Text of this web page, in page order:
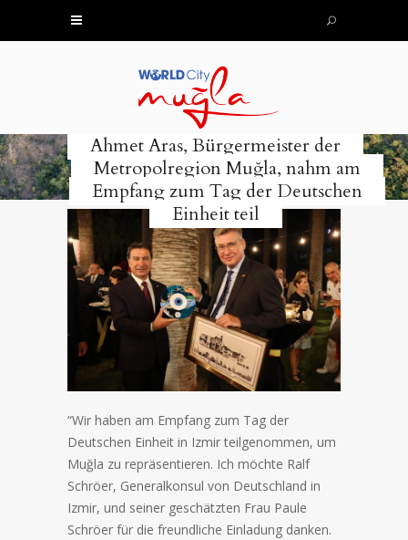
Ahmet Aras, Bürgermeister der
Metropolregion Muğla, nahm am
Empfang zum Tag der Deutschen
Einheit teil
“Wir haben am Empfang zum Tag der
Deutschen Einheit in Izmir teilgenommen, um
Muğla zu repräsentieren. Ich möchte Ralf
Schröer, Generalkonsul von Deutschland in
Izmir, und seiner geschätzten Frau Paule
Schröer für die freundliche Einladung danken.